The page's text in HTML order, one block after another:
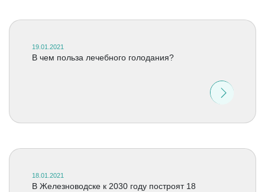
19.01.2021
В чем польза лечебного голодания?
18.01.2021
В Железноводске к 2030 году построят 18